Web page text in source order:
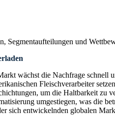
Segmentaufteilungen und
wächst die Nachfrage schnell
Fleischverarbeiter
um die Haltbarkeit zu
umgestiegen, was die
sich entwickelnden globalen